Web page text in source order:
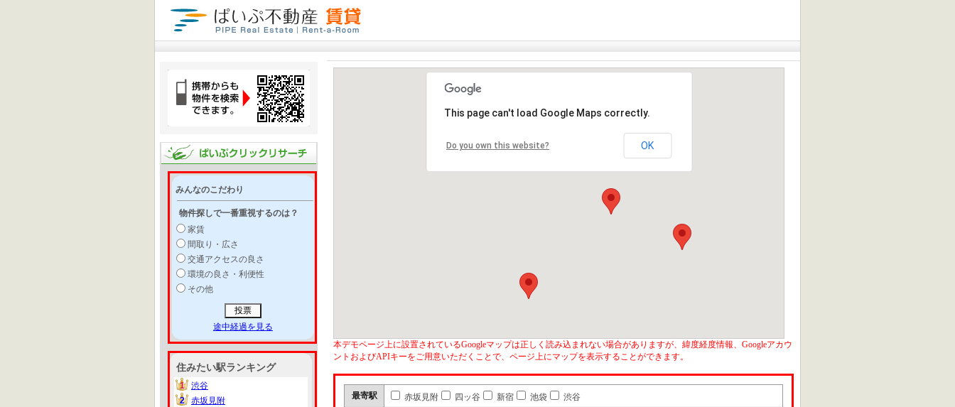
みんなのこだわり
物件探しで一番重視するのは？
家賃
間取り・広さ
交通アクセスの良さ
環境の良さ・利便性
その他
途中経過を見る
住みたい駅ランキング
1
1
渋谷
2
2
赤坂見附
This page can't load Google Maps correctly.
Do you own this website? OK
本デモページ上に設置されているGoogleマップは正しく読み込まれない場合がありますが、緯度経度情報、Googleアカウ
ントおよびAPIキーをご用意いただくことで、ページ上にマップを表示することができます。
最寄駅 赤坂見附 四ッ谷 新宿 池袋 渋谷